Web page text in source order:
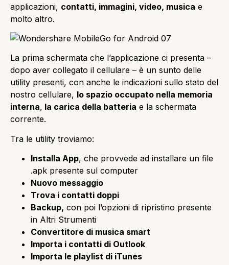
applicazioni, contatti, immagini, video, musica e
molto altro.
La prima schermata che l’applicazione ci presenta –
dopo aver collegato il cellulare – è un sunto delle
utility presenti, con anche le indicazioni sullo stato del
nostro cellulare, lo spazio occupato nella memoria
interna, la carica della batteria e la schermata
corrente.
Tra le utility troviamo:
Installa App, che provvede ad installare un file
.apk presente sul computer
Nuovo messaggio
Trova i contatti doppi
Backup, con poi l’opzioni di ripristino presente
in Altri Strumenti
Convertitore di musica smart
Importa i contatti di Outlook
Importa le playlist di iTunes